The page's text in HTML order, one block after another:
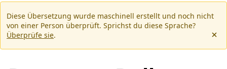
Diese Übersetzung wurde maschinell erstellt und noch nicht
von einer Person überprüft. Sprichst du diese Sprache?
Überprüfe sie.